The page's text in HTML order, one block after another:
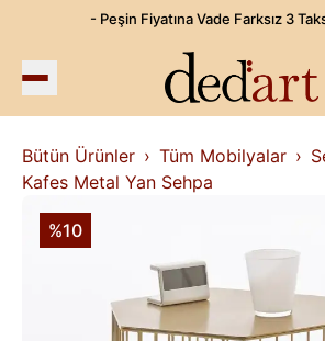
- Peşin Fiyatına Vade Farksız 3
Bütün Ürünler Tüm Mobilyalar
Kafes Metal Yan Sehpa
%10